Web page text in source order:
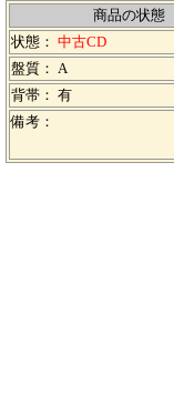
商品の状態
状態： 中古CD
盤質： A
背帯： 有
備考：